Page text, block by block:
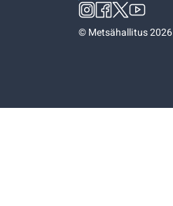
©Metsähallitus 2026